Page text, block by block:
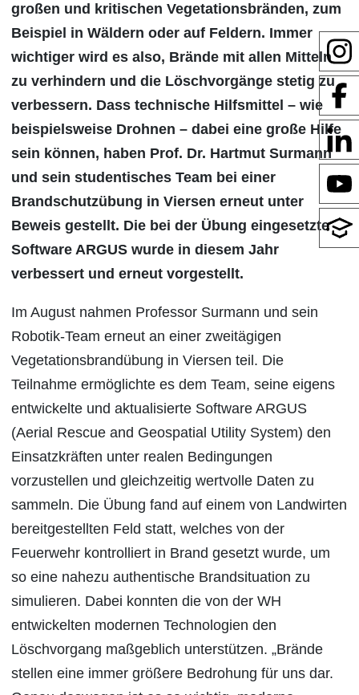
großen und kritischen Vegetationsbränden, zum
Beispiel in Wäldern oder auf Feldern. Immer
wichtiger wird es also, Brände mit allen Mitteln
zu verhindern und die Löschvorgänge stetig zu
verbessern. Dass technische Hilfsmittel – wie
beispielsweise Drohnen – dabei eine große Hilfe
sein können, haben Prof. Dr. Hartmut Surmann
und sein studentisches Team bei einer
Brandschutzübung in Viersen erneut unter
Beweis gestellt. Die bei der Übung eingesetzte
Software ARGUS wurde in diesem Jahr
verbessert und erneut vorgestellt.
Im August nahmen Professor Surmann und sein
Robotik-Team erneut an einer zweitägigen
Vegetationsbrandübung in Viersen teil. Die
Teilnahme ermöglichte es dem Team, seine eigens
entwickelte und aktualisierte Software ARGUS
(Aerial Rescue and Geospatial Utility System) den
Einsatzkräften unter realen Bedingungen
vorzustellen und gleichzeitig wertvolle Daten zu
sammeln. Die Übung fand auf einem von Landwirten
bereitgestellten Feld statt, welches von der
Feuerwehr kontrolliert in Brand gesetzt wurde, um
so eine nahezu authentische Brandsituation zu
simulieren. Dabei konnten die von der WH
entwickelten modernen Technologien den
Löschvorgang maßgeblich unterstützen. „Brände
stellen eine immer größere Bedrohung für uns dar.